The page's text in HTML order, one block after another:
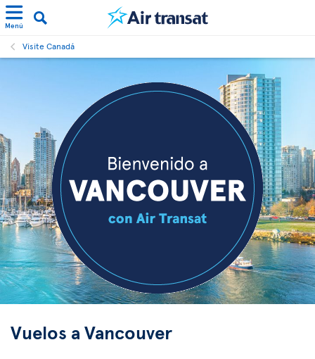
Menú
Visite Canadá
Vuelos a Vancouver